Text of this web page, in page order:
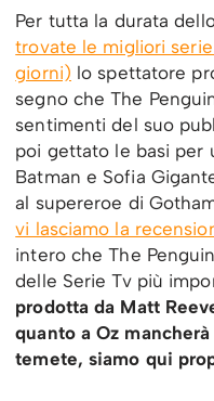
Per tutta la durata
trovate le migliori
giorni) lo spettatore
segno che The
sentimenti del suo
poi gettato le basi per
Batman e Sofia
al supereroe di
vi lasciamo la
intero che The
delle Serie Tv più
prodotta da Matt
quanto a Oz
temete, siamo qui